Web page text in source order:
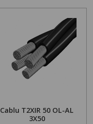
Cablu T2XIR 50 OL-AL
3X50